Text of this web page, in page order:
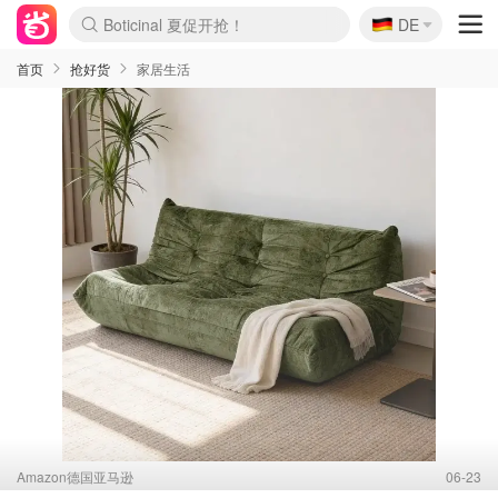
Boticinal 夏促开抢！
4折！lulu周四疯狂上新
还没结束！&OtherStories大促
Joybuy变相75折 随时失效
速领！Stanley独家85折
疑似霸哥！Camper额外叠85折
Zalando 奥莱闪促！每日更新
Moncler反季囤！5折起+叠9折
Coach Brooklyn仅€192
🇩🇪
DE
首页 抢好货 家居生活
Amazon德国亚马逊 06-23